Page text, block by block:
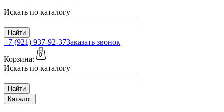
Искать по каталогу
Найти
+7 (921) 937-92-37Заказать звонок
Корзина:
0
Искать по каталогу
Найти
Каталог